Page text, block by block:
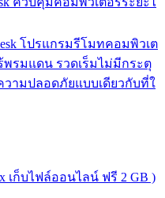
โปรแกรมรีโมทคอมพิวเต
รมแดน รวดเร็มไม่มีกระตุ
ามปลอดภัยแบบเดียวกับที่ใ
เก็บไฟล์ออนไลน์ ฟรี 2 GB )